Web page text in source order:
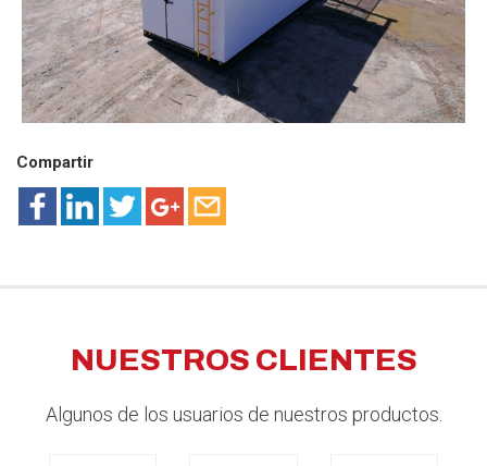
Compartir
NUESTROS CLIENTES
Algunos de los usuarios de nuestros productos.